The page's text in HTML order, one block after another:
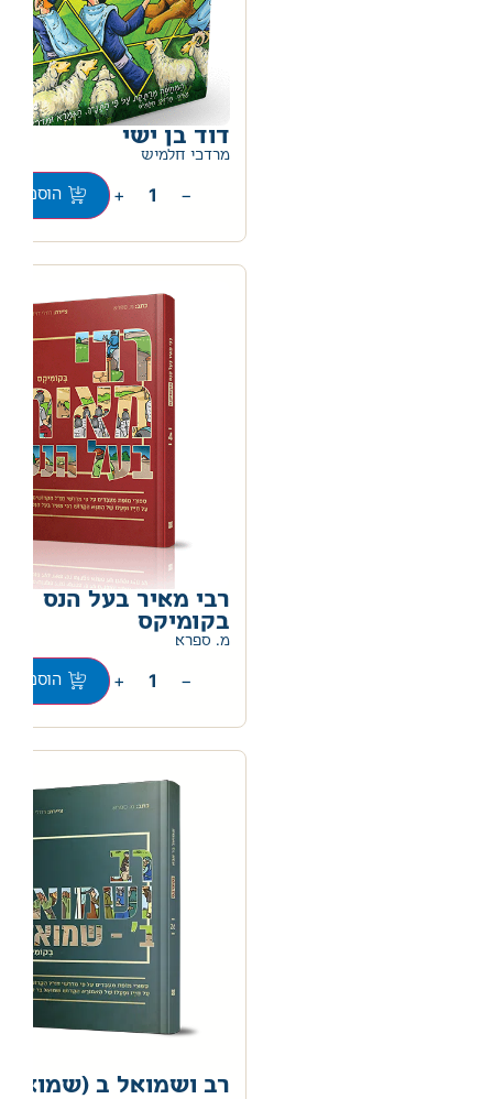
דוד בן ישי
מרדכי חלמיש
−
+ הוספה
רבי מאיר בעל הנס
בקומיקס
מ. ספרא
−
+ הוספה
רב ושמואל ב (שמואל)